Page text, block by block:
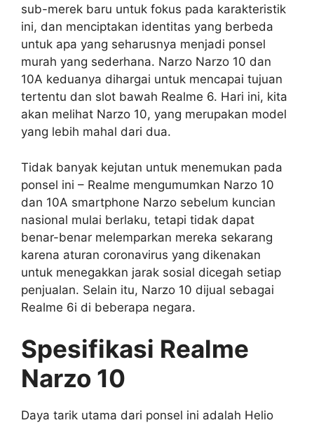
sub-merek baru untuk fokus pada karakteristik
ini, dan menciptakan identitas yang berbeda
untuk apa yang seharusnya menjadi ponsel
murah yang sederhana. Narzo Narzo 10 dan
10A keduanya dihargai untuk mencapai tujuan
tertentu dan slot bawah Realme 6. Hari ini, kita
akan melihat Narzo 10, yang merupakan model
yang lebih mahal dari dua.
Tidak banyak kejutan untuk menemukan pada
ponsel ini – Realme mengumumkan Narzo 10
dan 10A smartphone Narzo sebelum kuncian
nasional mulai berlaku, tetapi tidak dapat
benar-benar melemparkan mereka sekarang
karena aturan coronavirus yang dikenakan
untuk menegakkan jarak sosial dicegah setiap
penjualan. Selain itu, Narzo 10 dijual sebagai
Realme 6i di beberapa negara.
Spesifikasi Realme
Narzo 10
Daya tarik utama dari ponsel ini adalah Helio